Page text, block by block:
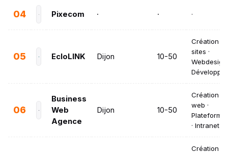
04 Pixecom · · ·
05 EcloLINK Dijon 10-50
Création
sites ·
Webdesign
06
Business
Web
Agence
Dijon 10-50
Création
web ·
Plateforme
· Intranet
Création